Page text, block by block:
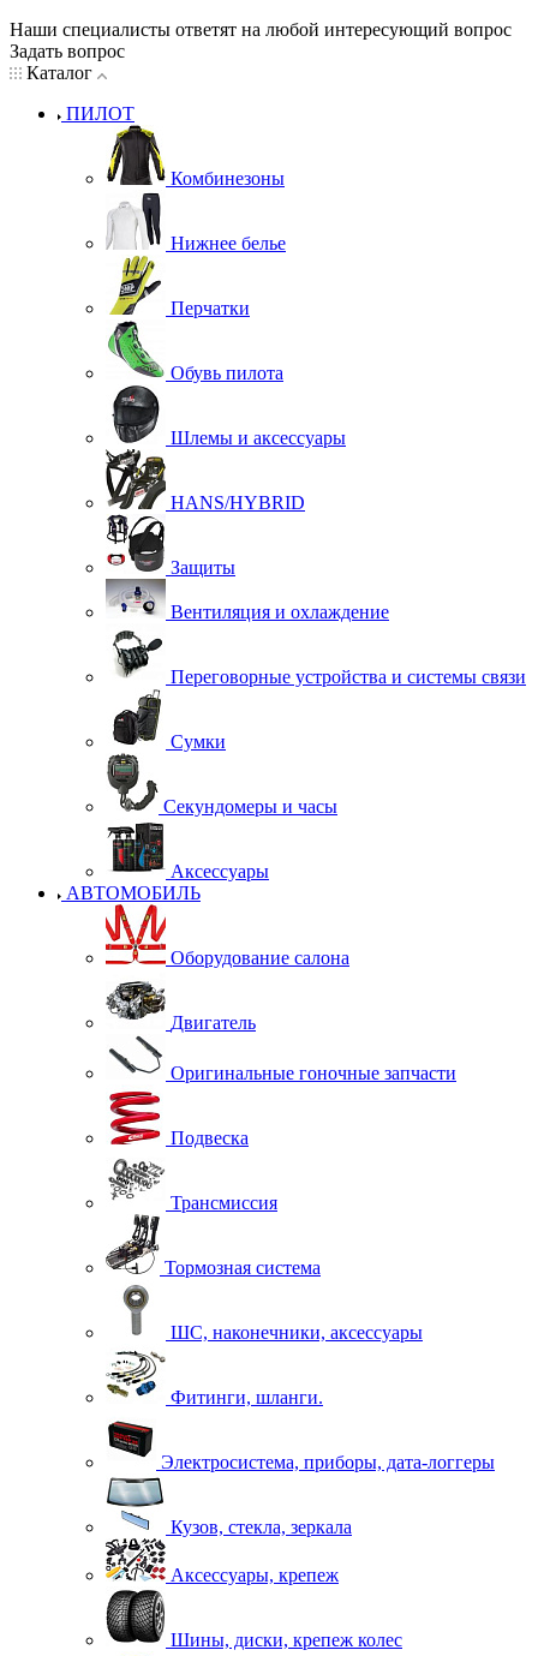
Наши специалисты ответят на любой интересующий вопрос
Задать вопрос
Каталог
ПИЛОТ
Комбинезоны
Нижнее белье
Перчатки
Обувь пилота
Шлемы и аксессуары
HANS/HYBRID
Защиты
Вентиляция и охлаждение
Переговорные устройства и системы связи
Сумки
Секундомеры и часы
Аксессуары
АВТОМОБИЛЬ
Оборудование салона
Двигатель
Оригинальные гоночные запчасти
Подвеска
Трансмиссия
Тормозная система
ШС, наконечники, аксессуары
Фитинги, шланги.
Электросистема, приборы, дата-логгеры
Кузов, стекла, зеркала
Аксессуары, крепеж
Шины, диски, крепеж колес